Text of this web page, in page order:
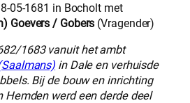
05-1681 in Bocholt met
Goevers / Gobers (Vragender)
1683 vanuit het ambt
in Dale en verhuisde
Bij de bouw en inrichting
Hemden werd een derde deel